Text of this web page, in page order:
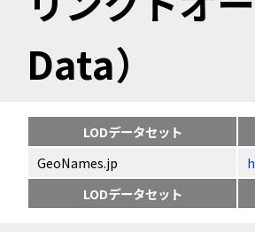
Data）
LODデータセット
GeoNames.jp
LODデータセット